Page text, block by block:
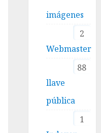
imágenes
2
Webmaster
88
llave
pública
1